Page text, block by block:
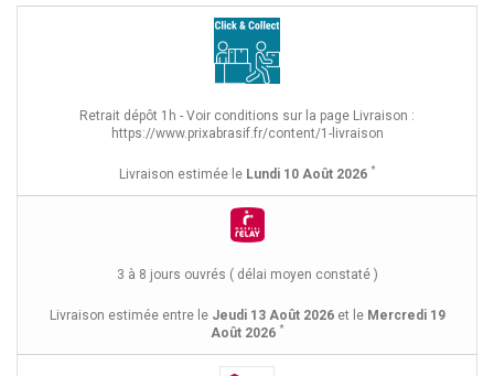
Retrait dépôt 1h - Voir conditions sur la page Livraison :
https://www.prixabrasif.fr/content/1-livraison
Livraison estimée le Lundi 10 Août 2026 *
3 à 8 jours ouvrés ( délai moyen constaté )
Livraison estimée entre le Jeudi 13 Août 2026et le Mercredi 19
Août 2026 *